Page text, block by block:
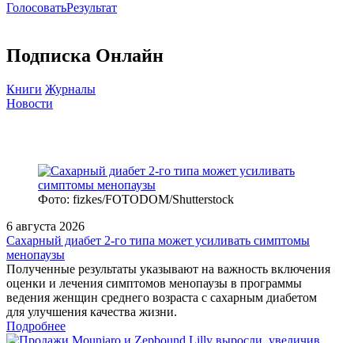
ГолосоватьРезультат
Подписка Онлайн
Книги Журналы
Новости
Фото: fizkes/FOTODOM/Shutterstock
6 августа 2026
Сахарный диабет 2‑го типа может усиливать симптомы
менопаузы
Полученные результаты указывают на важность включения
оценки и лечения симптомов менопаузы в программы
ведения женщин среднего возраста с сахарным диабетом
для улучшения качества жизни.
Подробнее